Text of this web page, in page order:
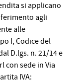
si applicano
agli
alle
I, Codice del
D.lgs. n. 21/14 e
con sede in Via
IVA: